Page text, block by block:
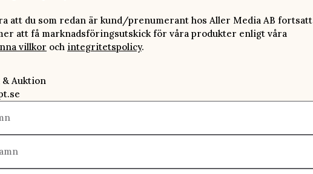
att du som redan är kund/prenumerant hos Aller Media AB fortsatt
att få marknadsföringsutskick för våra produkter enligt våra
villkor och integritetspolicy.
Auktion